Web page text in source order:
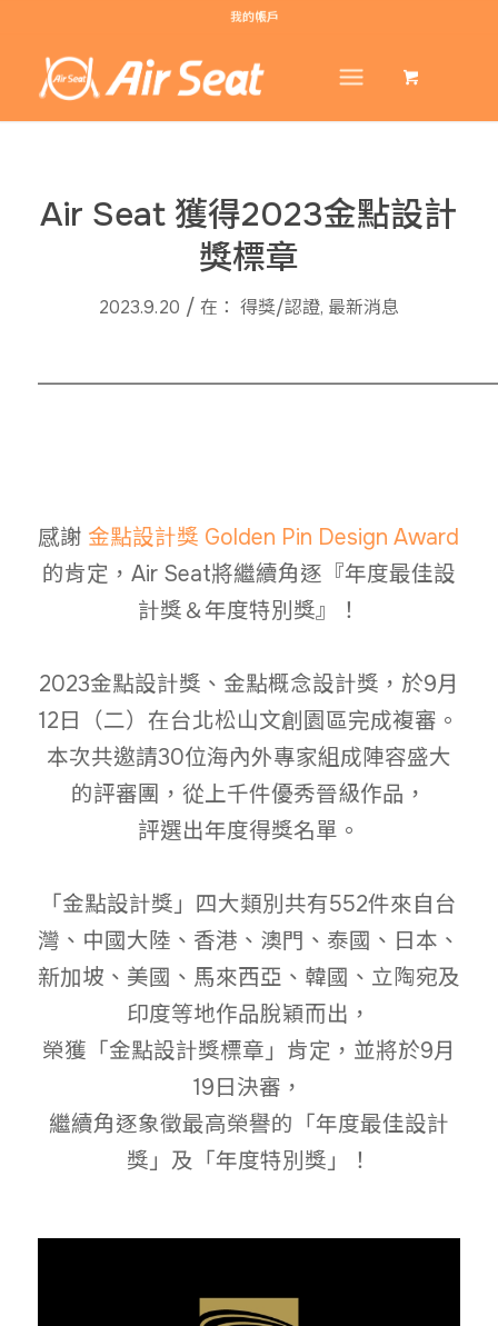
我的帳戶
Air Seat 獲得2023金點設計
獎標章
2023.9.20 / 在： 得獎/認證, 最新消息
感謝 金點設計獎 Golden Pin Design Award
的肯定，Air Seat將繼續角逐『年度最佳設
計獎＆年度特別獎』！
2023金點設計獎、金點概念設計獎，於9月
12日（二）在台北松山文創園區完成複審。
本次共邀請30位海內外專家組成陣容盛大
的評審團，從上千件優秀晉級作品，
評選出年度得獎名單。
「金點設計獎」四大類別共有552件來自台
灣、中國大陸、香港、澳門、泰國、日本、
新加坡、美國、馬來西亞、韓國、立陶宛及
印度等地作品脫穎而出，
榮獲「金點設計獎標章」肯定，並將於9月
19日決審，
繼續角逐象徵最高榮譽的「年度最佳設計
獎」及「年度特別獎」！